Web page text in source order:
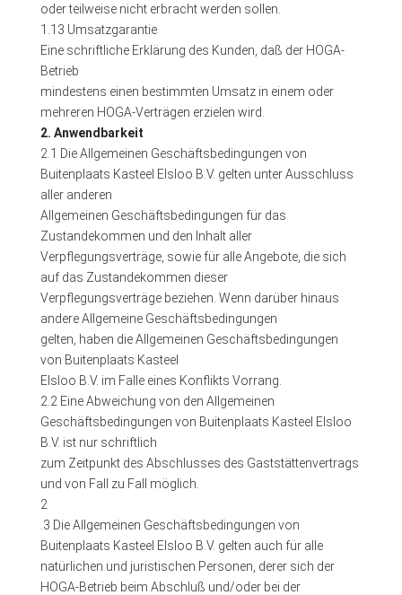
oder teilweise nicht erbracht werden sollen.
1.13 Umsatzgarantie
Eine schriftliche Erklärung des Kunden, daß der HOGA-
Betrieb
mindestens einen bestimmten Umsatz in einem oder
mehreren HOGA-Verträgen erzielen wird.
2. Anwendbarkeit
2.1 Die Allgemeinen Geschäftsbedingungen von
Buitenplaats Kasteel Elsloo B.V. gelten unter Ausschluss
aller anderen
Allgemeinen Geschäftsbedingungen für das
Zustandekommen und den Inhalt aller
Verpflegungsverträge, sowie für alle Angebote, die sich
auf das Zustandekommen dieser
Verpflegungsverträge beziehen. Wenn darüber hinaus
andere Allgemeine Geschäftsbedingungen
gelten, haben die Allgemeinen Geschäftsbedingungen
von Buitenplaats Kasteel
Elsloo B.V. im Falle eines Konflikts Vorrang.
2.2 Eine Abweichung von den Allgemeinen
Geschäftsbedingungen von Buitenplaats Kasteel Elsloo
B.V. ist nur schriftlich
zum Zeitpunkt des Abschlusses des Gaststättenvertrags
und von Fall zu Fall möglich.
2
.3 Die Allgemeinen Geschäftsbedingungen von
Buitenplaats Kasteel Elsloo B.V. gelten auch für alle
natürlichen und juristischen Personen, derer sich der
HOGA-Betrieb beim Abschluß und/oder bei der